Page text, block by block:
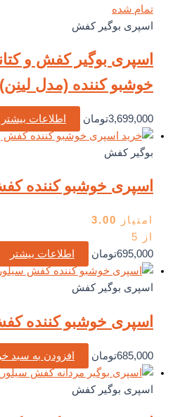
تمام شده
اسپری بوگیر کفش
اسپری بوگیر کفش و
خوشبو کننده (مدل لینِن)
3,699,000تومان
اطلاعات بیشتر
بوگیر کفش
اسپری خوشبو کننده
امتیاز
3.00
از 5
695,000تومان اطلاعات بیشتر
اسپری بوگیر کفش
اسپری خوشبو کننده
685,000تومان
افزودن به سبد
اسپری بوگیر کفش